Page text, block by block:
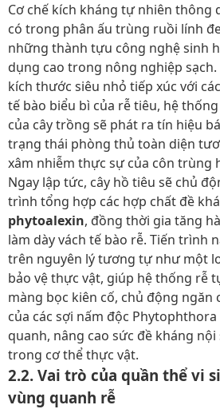
Cơ chế kích kháng tự nhiên thông
có trong phân ấu trùng ruồi lính
những thành tựu công nghệ sinh
dụng cao trong nông nghiệp sạch.
kích thước siêu nhỏ tiếp xúc với
tế bào biểu bì của rễ tiêu, hệ
của cây trồng sẽ phát ra tín hiệu
trạng thái phòng thủ toàn diện
xâm nhiễm thực sự của côn trùng
Ngay lập tức, cây hồ tiêu sẽ chủ
trình tổng hợp các hợp chất đề
phytoalexin, đồng thời gia tăng
làm dày vách tế bào rễ. Tiến trình
trên nguyên lý tương tự như một
bảo vệ thực vật, giúp hệ thống rễ
màng bọc kiên cố, chủ động ngăn
của các sợi nấm độc
quanh, nâng cao sức đề kháng
trong cơ thể thực vật.
2.2. Vai trò của quần thể vi
vùng quanh rễ